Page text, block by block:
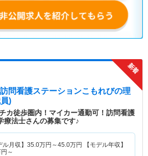
問看護ステーションこもれびの理
)
カ徒歩圏内！マイカー通勤可！訪問看護
療法士さんの募集です♪
ル月収】 35.0万円～45.0万円
【モデル年収】
～